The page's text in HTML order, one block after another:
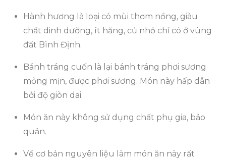
Hành hương là loại có mùi thơm nồng, giàu
chất dinh dưỡng, ít hăng, củ nhỏ chỉ có ở vùng
đất Bình Định.
Bánh tráng cuốn là lại bánh tráng phơi sương
mỏng mịn, được phơi sương. Món này hấp dẫn
bởi độ giòn dai.
Món ăn này không sử dụng chất phụ gia, bảo
quản.
Về cơ bản nguyên liệu làm món ăn này rất